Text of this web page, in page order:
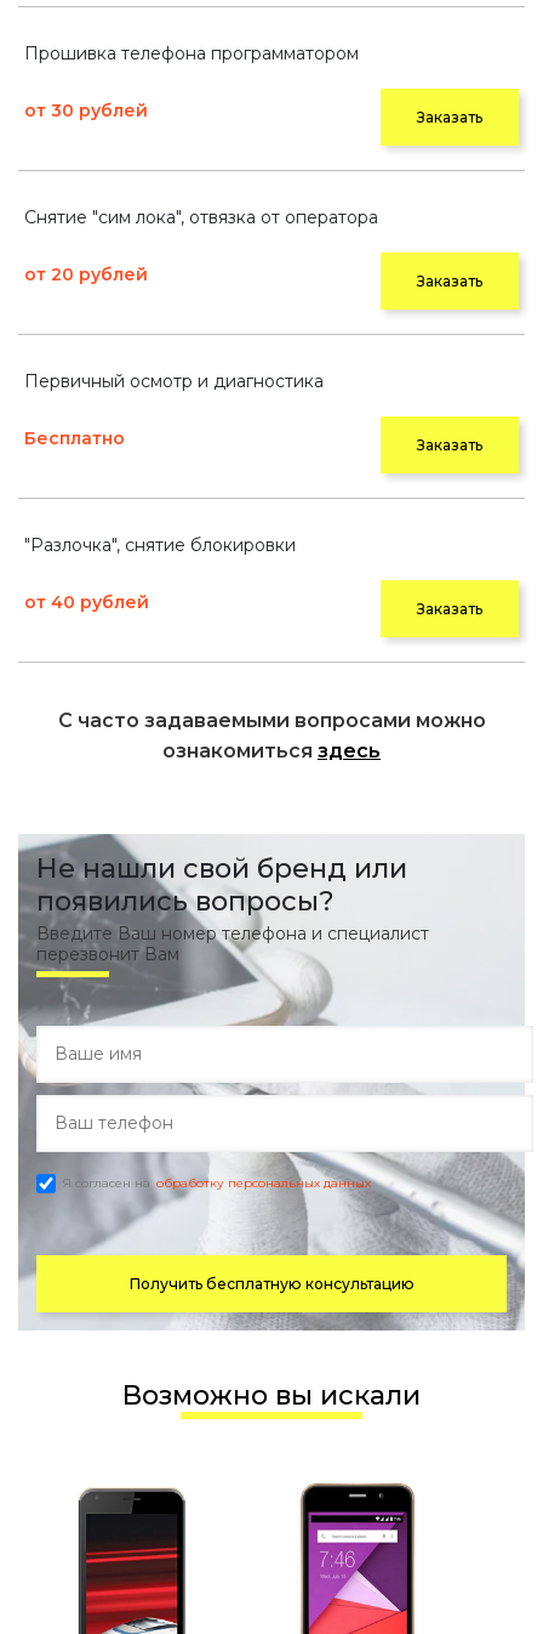
Прошивка телефона программатором
от 30 рублей Заказать
Снятие "сим лока", отвязка от оператора
от 20 рублей Заказать
Первичный осмотр и диагностика
Бесплатно Заказать
"Разлочка", снятие блокировки
от 40 рублей Заказать
С часто задаваемыми вопросами можно
ознакомиться здесь
Не нашли свой бренд или
появились вопросы?
Введите Ваш номер телефона и специалист
перезвонит Вам
Я согласен на обработку персональных данных
Получить бесплатную консультацию
Возможно вы искали